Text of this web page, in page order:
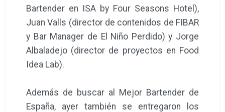
Bartender en ISA by Four Seasons Hotel),
Juan Valls (director de contenidos de FIBAR
y Bar Manager de El Niño Perdido) y Jorge
Albaladejo (director de proyectos en Food
Idea Lab).
Además de buscar al Mejor Bartender de
España, ayer también se entregaron los